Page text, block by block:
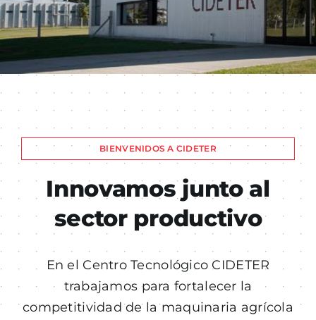
BIENVENIDOS A CIDETER
Innovamos junto al
sector productivo
En el Centro Tecnológico CIDETER
trabajamos para fortalecer la
competitividad de la maquinaria agrícola